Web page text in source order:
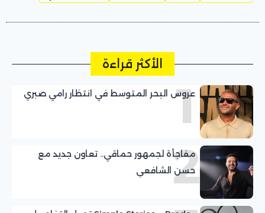
الأكثر قراءة
1
عروس البحر المتوسط في انتظار رامي صبري
2
مفاجأة لجمهور حماقي.. تعاون جديد مع
حسن الشافعي